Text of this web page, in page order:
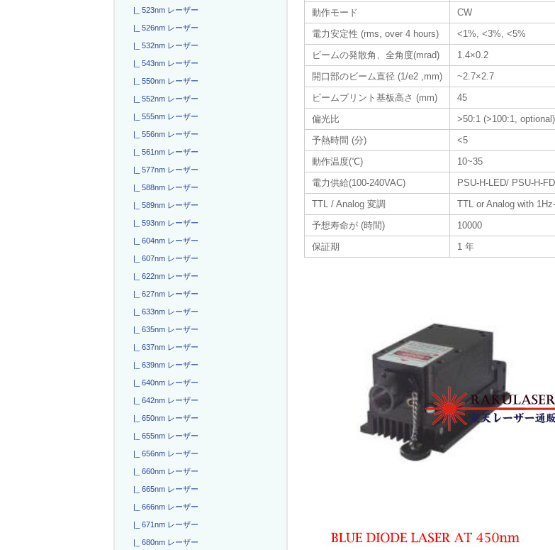
|_ 523nm レーザー
|_ 526nm レーザー
|_ 532nm レーザー
|_ 543nm レーザー
|_ 550nm レーザー
|_ 552nm レーザー
|_ 555nm レーザー
|_ 556nm レーザー
|_ 561nm レーザー
|_ 577nm レーザー
|_ 588nm レーザー
|_ 589nm レーザー
|_ 593nm レーザー
|_ 604nm レーザー
|_ 607nm レーザー
|_ 622nm レーザー
|_ 627nm レーザー
|_ 633nm レーザー
|_ 635nm レーザー
|_ 637nm レーザー
|_ 639nm レーザー
|_ 640nm レーザー
|_ 642nm レーザー
|_ 650nm レーザー
|_ 655nm レーザー
|_ 656nm レーザー
|_ 660nm レーザー
|_ 665nm レーザー
|_ 666nm レーザー
|_ 671nm レーザー
|_ 680nm レーザー
動作モード
CW
電力安定性 (rms, over 4 hours)
<1%, <3%, <5%
ビームの発散角、全角度(mrad)
1.4×0.2
開口部のビーム直径 (1/e2 ,mm)
~2.7×2.7
ビームプリント基板高さ (mm)
45
偏光比
>50:1 (>100:1,
予熱時間 (分)
<5
動作温度(℃)
10~35
電力供給(100-240VAC)
PSU-H-LED/ PSU-H-
TTL / Analog 変調
TTL or Analog with
予想寿命が (時間)
10000
保証期
1 年